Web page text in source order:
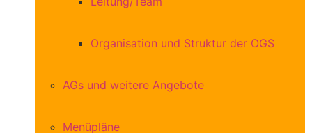
Organisation und Struktur der OGS
AGs und weitere Angebote
Menüpläne